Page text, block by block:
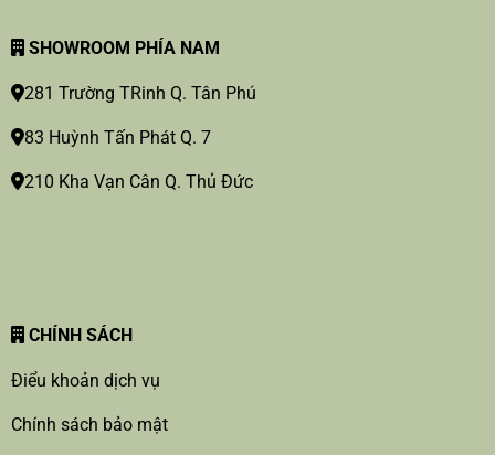
SHOWROOM PHÍA NAM
281 Trường TRinh Q. Tân Phú
83 Huỳnh Tấn Phát Q. 7
210 Kha Vạn Cân Q. Thủ Đức
CHÍNH SÁCH
Điểu khoản dịch vụ
Chính sách bảo mật